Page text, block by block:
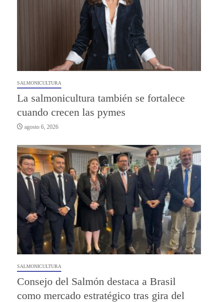
SALMONICULTURA
La salmonicultura también se fortalece
cuando crecen las pymes
agosto 6, 2026
SALMONICULTURA
Consejo del Salmón destaca a Brasil
como mercado estratégico tras gira del